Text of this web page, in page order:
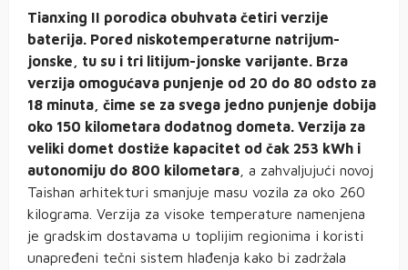
Tianxing II porodica obuhvata četiri verzije
baterija. Pored niskotemperaturne natrijum-
jonske, tu su i tri litijum-jonske varijante. Brza
verzija omogućava punjenje od 20 do 80 odsto za
18 minuta, čime se za svega jedno punjenje dobija
oko 150 kilometara dodatnog dometa. Verzija za
veliki domet dostiže kapacitet od čak 253 kWh i
autonomiju do 800 kilometara , a zahvaljujući novoj
Taishan arhitekturi smanjuje masu vozila za oko 260
kilograma. Verzija za visoke temperature namenjena
je gradskim dostavama u toplijim regionima i koristi
unapređeni tečni sistem hlađenja kako bi zadržala